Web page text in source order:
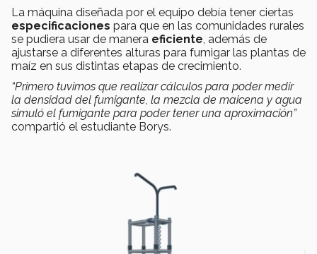
La máquina diseñada por el equipo debía tener ciertas
especificaciones para que en las comunidades rurales
se pudiera usar de manera eficiente, además de
ajustarse a diferentes alturas para fumigar las plantas de
maíz en sus distintas etapas de crecimiento.
“Primero tuvimos que realizar cálculos para poder medir
la densidad del fumigante, la mezcla de maicena y agua
simuló el fumigante para poder tener una aproximación”
compartió el estudiante Borys.